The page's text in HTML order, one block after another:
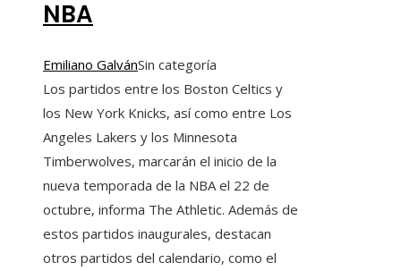
NBA
Emiliano GalvánSin categoría
Los partidos entre los Boston Celtics y
los New York Knicks, así como entre Los
Angeles Lakers y los Minnesota
Timberwolves, marcarán el inicio de la
nueva temporada de la NBA el 22 de
octubre, informa The Athletic. Además de
estos partidos inaugurales, destacan
otros partidos del calendario, como el